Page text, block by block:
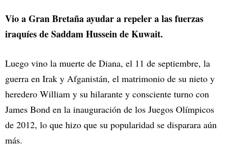
Vio a Gran Bretaña ayudar a repeler a las fuerzas
iraquíes de Saddam Hussein de Kuwait.
Luego vino la muerte de Diana, el 11 de septiembre, la
guerra en Irak y Afganistán, el matrimonio de su nieto y
heredero William y su hilarante y consciente turno con
James Bond en la inauguración de los Juegos Olímpicos
de 2012, lo que hizo que su popularidad se disparara aún
más.